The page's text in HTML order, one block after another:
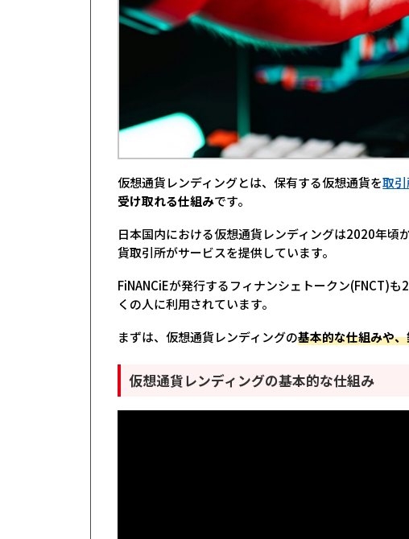
仮想通貨レンディングとは、保有する仮想通貨を取
受け取れる仕組みです。
日本国内における仮想通貨レンディングは2020年
貨取引所がサービスを提供しています。
FiNANCiEが発行するフィナンシェトークン(FNCT)
くの人に利用されています。
まずは、仮想通貨レンディングの基本的な仕組みや
仮想通貨レンディングの基本的な仕組み